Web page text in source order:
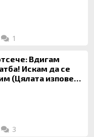
1
Вдигам
Искам да се
(Цялата изповед
3